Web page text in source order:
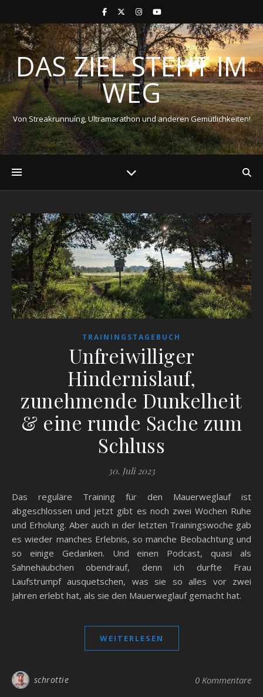
DAS ZIEL STEHT IM
WEG
Von Streakrunnuíng, Ultramarathon und anderen Gemütlichkeiten!
TRAININGSTAGEBUCH
Unfreiwilliger
Hindernislauf,
zunehmende Dunkelheit
& eine runde Sache zum
Schluss
30. Juli 2023
Das reguläre Training für den Mauerweglauf ist
abgeschlossen und jetzt gibt es noch zwei Wochen Ruhe
und Erholung. Aber auch in der letzten Trainingswoche gab
es wieder manches Erlebnis, so manche Beobachtung und
so einige Gedanken. Und einen Podcast, quasi als
Sahnehäubchen obendrauf, denn ich durfte Frau
Laufstrumpf ausquetschen, was sie so alles vor zwei
Jahren erlebt hat, als sie den Mauerweglauf gemacht hat.
WEITERLESEN
schrottie 0 Kommentare